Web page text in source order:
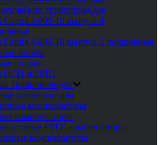
трубопроводов
4.903-10 выпуск 4
4.903-10 выпуск 5 подвижные
опоры
опоры
ОСП и ОПП
трубопроводов
компенсаторы
компенсаторы
компенсаторы
PTFE компенсаторы
компенсаторы